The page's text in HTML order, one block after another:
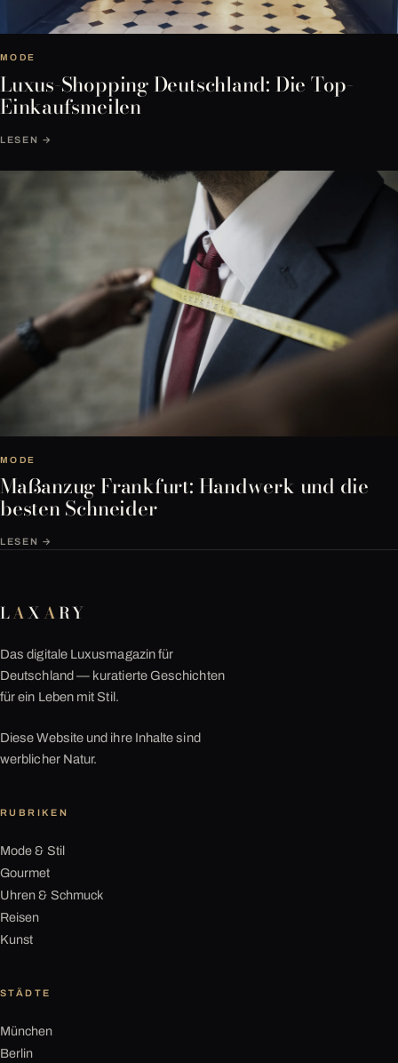
MODE
Luxus-Shopping Deutschland: Die Top-
Einkaufsmeilen
LESEN →
MODE
Maßanzug Frankfurt: Handwerk und die
besten Schneider
LESEN →
LAXARY
Das digitale Luxusmagazin für
Deutschland — kuratierte Geschichten
für ein Leben mit Stil.
Diese Website und ihre Inhalte sind
werblicher Natur.
RUBRIKEN
Mode & Stil
Gourmet
Uhren & Schmuck
Reisen
Kunst
STÄDTE
München
Berlin